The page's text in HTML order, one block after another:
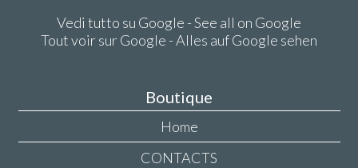
Vedi tutto su Google - See all on Google
Tout voir sur Google - Alles auf Google sehen
Boutique
Home
CONTACTS